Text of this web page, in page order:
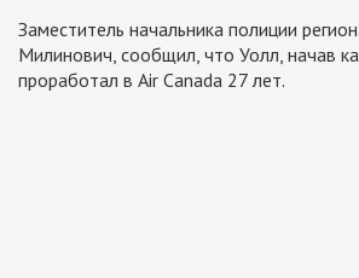
Заместитель начальника полиции
Милинович, сообщил, что Уолл, начав
проработал в Air Canada 27 лет.